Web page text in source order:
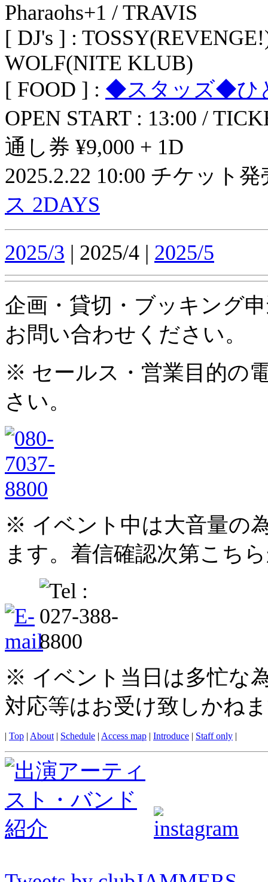
Pharaohs+1 / TRAVIS
[ DJ's ] :
WOLF(NITE KLUB)
[ FOOD ] : ◆スタッズ◆ひ
OPEN START : 13:00 /
通し券 ¥9,000 + 1D
2025.2.22 10:00 チケット
ス 2DAYS
2025/3 | 2025/4 | 2025/5
企画・貸切・ブッキング
お問い合わせください。
※ セールス・営業目的の
さい。
※ イベント中は大音量の
ます。着信確認次第こち
※ イベント当日は多忙な
対応等はお受け致しかね
| Top | About | Schedule | Access map | Introduce | Staff only |